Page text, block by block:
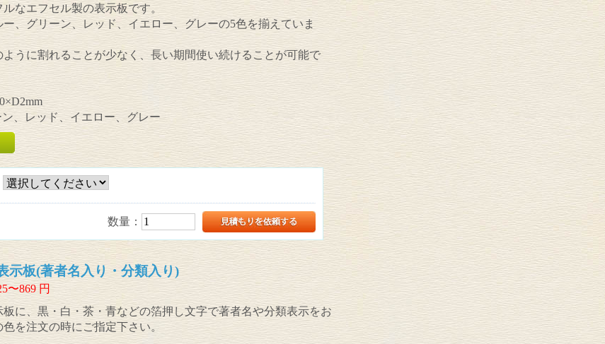
なエフセル製の表示板です。
、グリーン、レッド、イエロー、グレーの5色を揃えていま
うに割れることが少なく、長い期間使い続けることが可能で
、レッド、イエロー、グレー
数量：
示板(著者名入り・分類入り)
〜869円
に、黒・白・茶・青などの箔押し文字で著者名や分類表示をお
を注文の時にご指定下さい。